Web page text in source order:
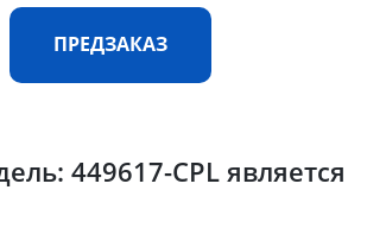
ПРЕДЗАКАЗ
449617-CPL является